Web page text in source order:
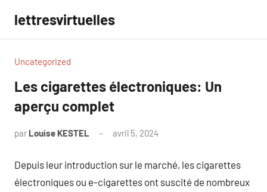
contenu
lettresvirtuelles
Uncategorized
Les cigarettes électroniques: Un
aperçu complet
par Louise KESTEL avril 5, 2024
Depuis leur introduction sur le marché, les cigarettes
électroniques ou e-cigarettes ont suscité de nombreux